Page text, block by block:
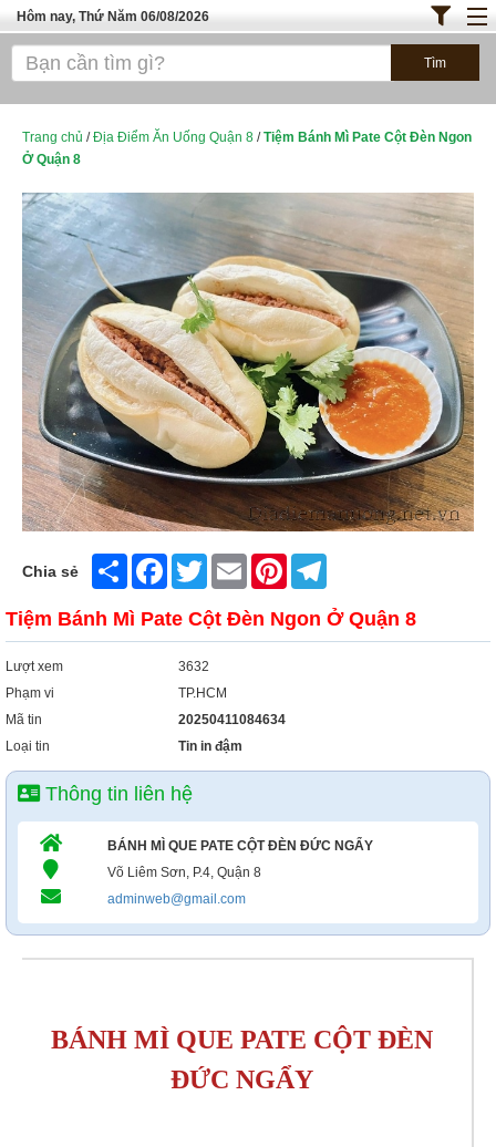
Hôm nay, Thứ Năm 06/08/2026
Trang chủ
Bánh - Đồ Ăn Vặt
TOP QUÁN ĂN
ĐỊA ĐIỂM ĂN UỐNG HÀ NỘI
Trang chủ /Địa Điểm Ăn Uống Quận 8 /Tiệm Bánh Mì Pate Cột Đèn Ngon
Ở Quận 8
Chia sẻ Share FacebookTwitter Email Pinterest
Tiệm Bánh Mì Pate Cột Đèn Ngon Ở Quận 8
Lượt xem
3632
Phạm vi
TP.HCM
Mã tin
20250411084634
Loại tin
Tin in đậm
Thông tin liên hệ
BÁNH MÌ QUE PATE CỘT ĐÈN ĐỨC NGẨY
Võ Liêm Sơn, P.4, Quận 8
adminweb@gmail.com
BÁNH MÌ QUE PATE CỘT ĐÈN
ĐỨC NGẨY